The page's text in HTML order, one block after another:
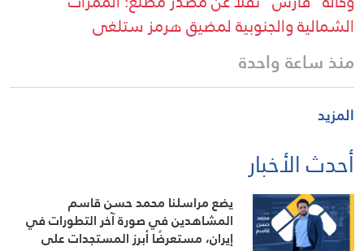
الشمالية والجنوبية لمضيق هرمز ستلغى
منذ ساعة واحدة
المزيد
أحدث الأخبار
يضع مراسلنا محمد حسن قاسم
المشاهدين في صورة آخر التطورات في
إيران، مستعرضًا أبرز المستجدات على